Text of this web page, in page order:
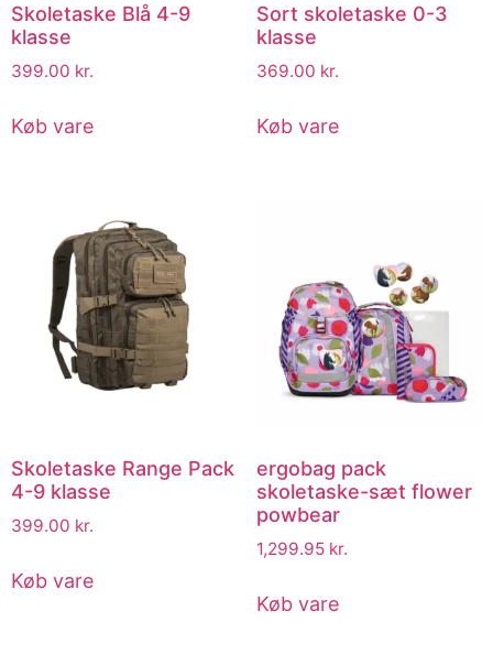
Skoletaske Blå 4-9
klasse
399.00 kr.
Køb vare
Sort skoletaske 0-3
klasse
369.00 kr.
Køb vare
Skoletaske Range Pack
4-9 klasse
399.00 kr.
Køb vare
ergobag pack
skoletaske-sæt flower
powbear
1,299.95 kr.
Køb vare